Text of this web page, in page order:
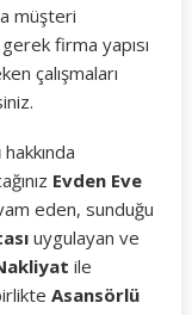
müşteri
firma yapısı
çalışmaları
hakkında
Evden Eve
eden, sunduğu
uygulayan ve
ile
Asansörlü